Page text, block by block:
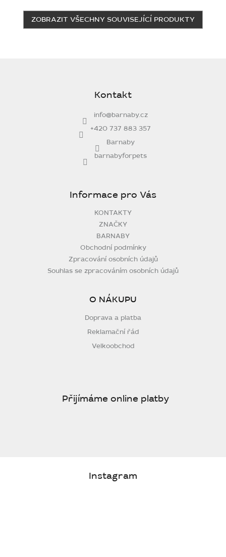
ZOBRAZIT VŠECHNY SOUVISEJÍCÍ PRODUKTY
Kontakt
info@barnaby.cz
+420 737 883 357
Barnaby
barnabyforpets
Informace pro Vás
KONTAKTY
ZNAČKY
BARNABY
Obchodní podmínky
Zpracování osobních údajů
Souhlas se zpracováním osobních údajů
O NÁKUPU
Doprava a platba
Reklamační řád
Velkoobchod
Přijímáme online platby
Instagram